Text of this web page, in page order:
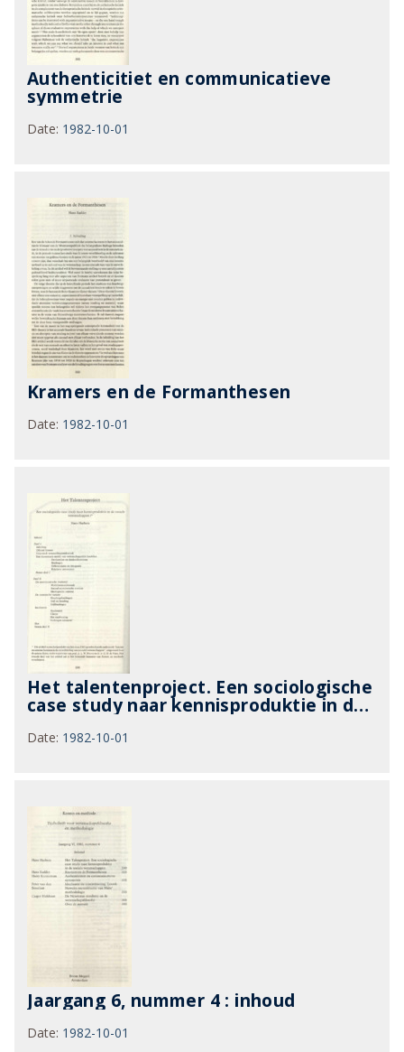
Authenticitiet en communicatieve
symmetrie
Date: 1982-10-01
Kramers en de Formanthesen
Date: 1982-10-01
Het talentenproject. Een sociologische
case study naar kennisproduktie in de
Date: 1982-10-01
Jaargang 6, nummer 4 : inhoud
Date: 1982-10-01